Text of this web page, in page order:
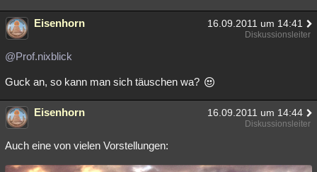
Eisenhorn 16.09.2011 um 14:41
Diskussionsleiter
@Prof.nixblick
Guck an, so kann man sich täuschen wa?
Eisenhorn 16.09.2011 um 14:44
Diskussionsleiter
Auch eine von vielen Vorstellungen: